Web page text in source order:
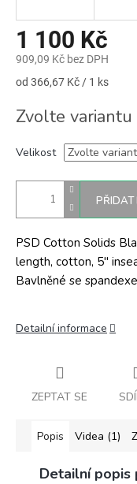
1 100 Kč
909,09 Kč bez DPH
Měrná
od 366,67 Kč / 1 ks
Zvolte variantu
Velikost
PŘIDAT
PSD Cotton Solids
length, cotton, 5"
Bavlněné se
Detailní informace
ZEPTAT SE
Popis Videa (1)
Detailní popis